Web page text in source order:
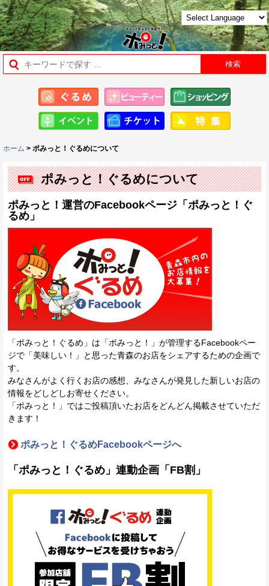
ホーム > ポみっと！ぐるめについて
ポみっと！ぐるめについて
ポみっと！運営のFacebookページ「ポみっと！ぐ
るめ」
「ポみっと！ぐるめ」は「ポみっと！」が管理するFacebookペー
ジで「美味しい！」と思った青森のお店をシェアするための企画で
す。
みなさんがよく行くお店の感想、みなさんが発見した新しいお店の
情報をどしどしお寄せください。
「ポみっと！」ではご投稿頂いたお店をどんどん掲載させていただ
きます！
ポみっと！ぐるめFacebookページへ
「ポみっと！ぐるめ」連動企画「FB割」